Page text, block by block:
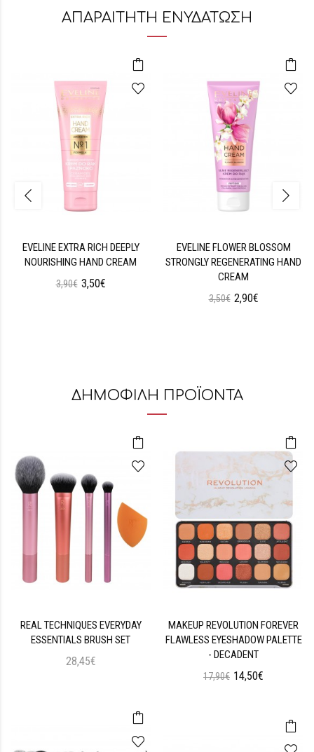
ΑΠΑΡΑΙΤΗΤΗ ΕΝΥΔΑΤΩΣΗ
EVELINE EXTRA RICH DEEPLY
NOURISHING HAND CREAM
3,90€ 3,50€
EVELINE FLOWER BLOSSOM
STRONGLY REGENERATING HAND
CREAM
3,50€ 2,90€
ΔΗΜΟΦΙΛΗ ΠΡΟΪΟΝΤΑ
REAL TECHNIQUES EVERYDAY
ESSENTIALS BRUSH SET
28,45€
MAKEUP REVOLUTION FOREVER
FLAWLESS EYESHADOW PALETTE
- DECADENT
17,90€ 14,50€